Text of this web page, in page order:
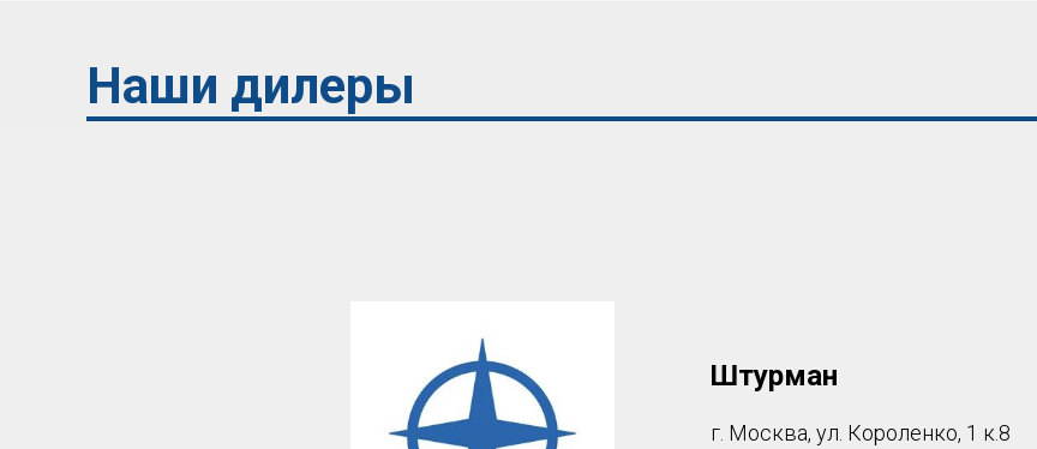
Наши дилеры
Штурман
г. Москва, ул. Короленко, 1 к.8